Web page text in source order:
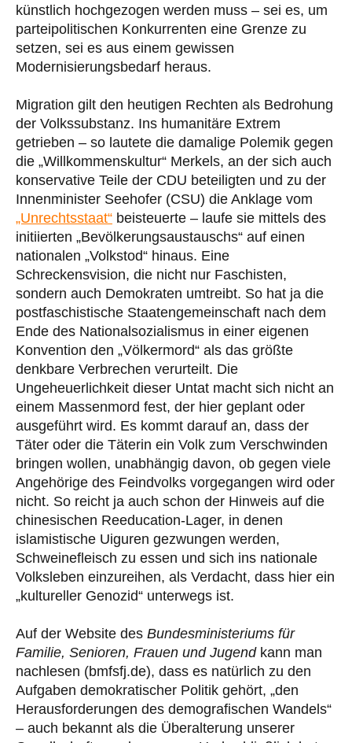
künstlich hochgezogen werden muss – sei es, um
parteipolitischen Konkurrenten eine Grenze zu
setzen, sei es aus einem gewissen
Modernisierungsbedarf heraus.
Migration gilt den heutigen Rechten als Bedrohung
der Volkssubstanz. Ins humanitäre Extrem
getrieben – so lautete die damalige Polemik gegen
die „Willkommenskultur“ Merkels, an der sich auch
konservative Teile der CDU beteiligten und zu der
Innenminister Seehofer (CSU) die Anklage vom
„Unrechtsstaat“ beisteuerte – laufe sie mittels des
initiierten „Bevölkerungsaustauschs“ auf einen
nationalen „Volkstod“ hinaus. Eine
Schreckensvision, die nicht nur Faschisten,
sondern auch Demokraten umtreibt. So hat ja die
postfaschistische Staatengemeinschaft nach dem
Ende des Nationalsozialismus in einer eigenen
Konvention den „Völkermord“ als das größte
denkbare Verbrechen verurteilt. Die
Ungeheuerlichkeit dieser Untat macht sich nicht an
einem Massenmord fest, der hier geplant oder
ausgeführt wird. Es kommt darauf an, dass der
Täter oder die Täterin ein Volk zum Verschwinden
bringen wollen, unabhängig davon, ob gegen viele
Angehörige des Feindvolks vorgegangen wird oder
nicht. So reicht ja auch schon der Hinweis auf die
chinesischen Reeducation-Lager, in denen
islamistische Uiguren gezwungen werden,
Schweinefleisch zu essen und sich ins nationale
Volksleben einzureihen, als Verdacht, dass hier ein
„kultureller Genozid“ unterwegs ist.
Auf der Website des Bundesministeriums für
Familie, Senioren, Frauen und Jugendkann man
nachlesen (bmfsfj.de), dass es natürlich zu den
Aufgaben demokratischer Politik gehört, „den
Herausforderungen des demografischen Wandels“
– auch bekannt als die Überalterung unserer